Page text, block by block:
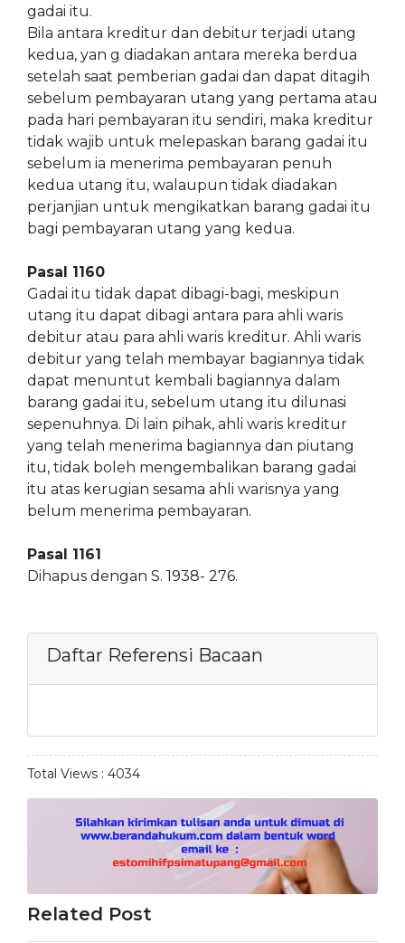
gadai itu.
Bila antara kreditur dan debitur terjadi utang
kedua, yan g diadakan antara mereka berdua
setelah saat pemberian gadai dan dapat ditagih
sebelum pembayaran utang yang pertama atau
pada hari pembayaran itu sendiri, maka kreditur
tidak wajib untuk melepaskan barang gadai itu
sebelum ia menerima pembayaran penuh
kedua utang itu, walaupun tidak diadakan
perjanjian untuk mengikatkan barang gadai itu
bagi pembayaran utang yang kedua.
Pasal 1160
Gadai itu tidak dapat dibagi-bagi, meskipun
utang itu dapat dibagi antara para ahli waris
debitur atau para ahli waris kreditur. Ahli waris
debitur yang telah membayar bagiannya tidak
dapat menuntut kembali bagiannya dalam
barang gadai itu, sebelum utang itu dilunasi
sepenuhnya. Di lain pihak, ahli waris kreditur
yang telah menerima bagiannya dan piutang
itu, tidak boleh mengembalikan barang gadai
itu atas kerugian sesama ahli warisnya yang
belum menerima pembayaran.
Pasal 1161
Dihapus dengan S. 1938- 276.
Daftar Referensi Bacaan
Total Views : 4034
Related Post